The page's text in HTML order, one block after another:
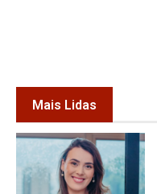
Mais Lidas